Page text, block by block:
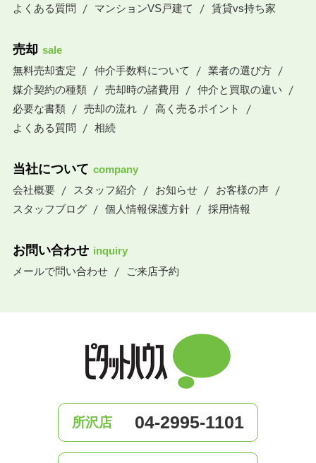
よくある質問
マンションVS戸建て 賃貸vs持ち家
売却 sale
無料売却査定
仲介手数料について
業者の選び方
媒介契約の種類
売却時の諸費用
仲介と買取の違い
必要な書類
売却の流れ
高く売るポイント
よくある質問
相続
当社について company
会社概要
スタッフ紹介 お知らせ
お客様の声
スタッフブログ
個人情報保護方針 採用情報
お問い合わせ inquiry
メールで問い合わせ
ご来店予約
所沢店 04-2995-1101